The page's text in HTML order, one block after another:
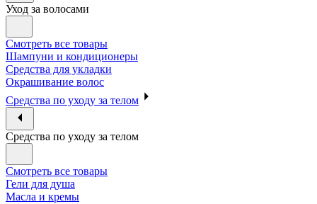
Уход за волосами
Смотреть все товары
Шампуни и кондиционеры
Средства для укладки
Окрашивание волос
Средства по уходу за телом
Средства по уходу за телом
Смотреть все товары
Гели для душа
Масла и кремы